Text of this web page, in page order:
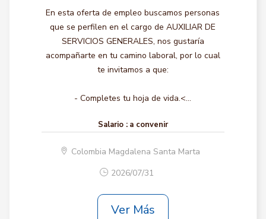
En esta oferta de empleo buscamos personas
que se perfilen en el cargo de AUXILIAR DE
SERVICIOS GENERALES, nos gustaría
acompañarte en tu camino laboral, por lo cual
te invitamos a que:
- Completes tu hoja de vida.<...
Salario : a convenir
Colombia Magdalena Santa Marta
2026/07/31
Ver Más